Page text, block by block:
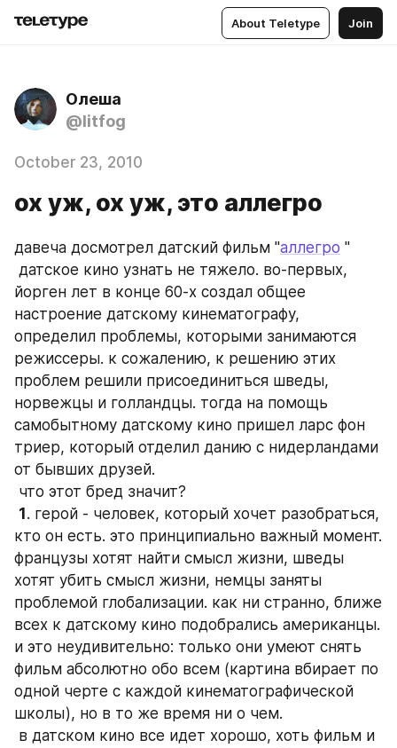
About Teletype Join
Олеша
@litfog
October 23, 2010
ох уж, ох уж, это аллегро
давеча досмотрел датский фильм "аллегро "
йорген лет в конце 60-х создал общее
настроение датскому кинематографу,
определил проблемы, которыми занимаются
режиссеры. к сожалению, к решению этих
проблем решили присоединиться шведы,
норвежцы и голландцы. тогда на помощь
самобытному датскому кино пришел ларс фон
триер, который отделил данию с нидерландами
от бывших друзей.
что этот бред значит?
1 . герой - человек, который хочет разобраться,
кто он есть. это принципиально важный момент.
французы хотят найти смысл жизни, шведы
хотят убить смысл жизни, немцы заняты
проблемой глобализации. как ни странно, ближе
всех к датскому кино подобрались американцы.
и это неудивительно: только они умеют снять
фильм абсолютно обо всем (картина вбирает по
одной черте с каждой кинематографической
школы), но в то же время ни о чем.